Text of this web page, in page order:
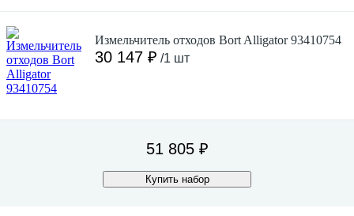
Измельчитель отходов Bort Alligator 93410754
30 147 ₽ /1 шт
51 805 ₽
Купить набор